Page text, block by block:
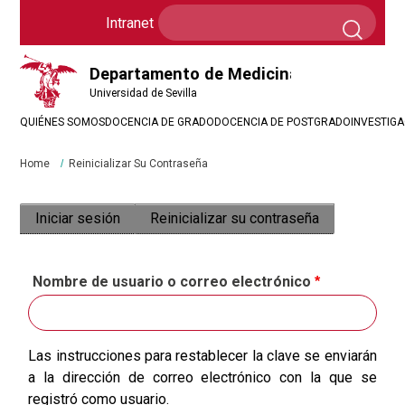
Intranet
Intranet Formulario
de
búsqueda
Search
QUIÉNES SOMOSDOCENCIA DE GRADODOCENCIA DE POSTGRADO
Breadcrumbs
You
here:
Home Reinicializar Su Contraseña
Solapas
principales
Iniciar sesión Reinicializar su contraseña
Nombre de usuario o correo electrónico
Las instrucciones para restablecer la clave se enviarán
a la dirección de correo electrónico con la que se
registró como usuario.